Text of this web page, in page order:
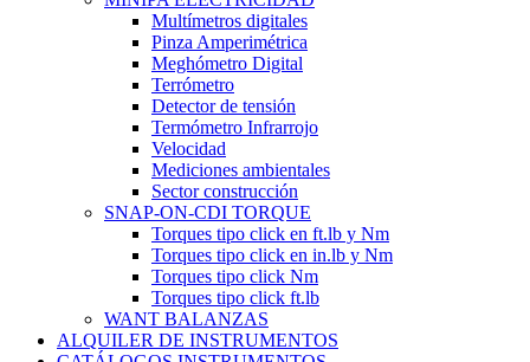
Multímetros digitales
Pinza Amperimétrica
Meghómetro Digital
Terrómetro
Detector de tensión
Termómetro Infrarrojo
Velocidad
Mediciones ambientales
Sector construcción
SNAP-ON-CDI TORQUE
Torques tipo click en ft.lb y Nm
Torques tipo click en in.lb y Nm
Torques tipo click Nm
Torques tipo click ft.lb
WANT BALANZAS
ALQUILER DE INSTRUMENTOS